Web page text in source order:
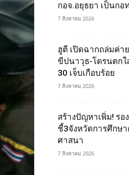
กอจ.อยุธยา เป็นกอ
7 สิงหาคม 2026
ฮูตี เปิดฉากถล่มค่า
ขีปนาวุธ-โดรนตกใ
30 เจ็บเกือบร้อย
7 สิงหาคม 2026
สร้างปัญหาเพิ่ม! รอ
ชี้3จังหวัดการศึกษา
ศาสนา
7 สิงหาคม 2026